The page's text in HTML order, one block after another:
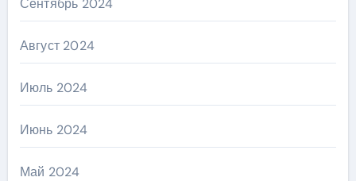
Сентябрь 2024
Август 2024
Июль 2024
Июнь 2024
Май 2024